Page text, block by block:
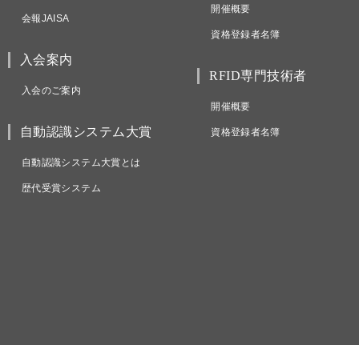
会報JAISA
入会案内
入会のご案内
自動認識システム大賞
自動認識システム大賞とは
歴代受賞システム
開催概要
資格登録者名簿
RFID専門技術者
開催概要
資格登録者名簿